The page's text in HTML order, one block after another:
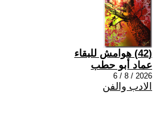
(42) هوامش للبقاء
عماد أبو حطب
2026 / 8 / 6
الادب والفن